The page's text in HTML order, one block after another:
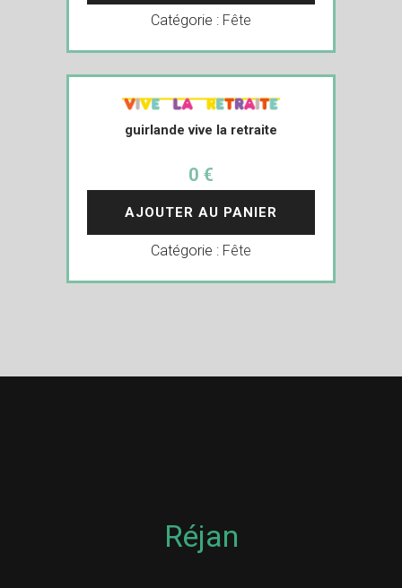
Catégorie : Fête
guirlande vive la retraite
0 €
AJOUTER AU PANIER
Catégorie : Fête
Réjan